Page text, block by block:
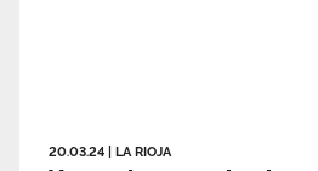
20.03.24 LA RIOJA